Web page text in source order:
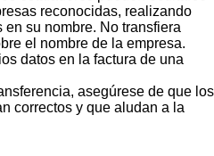
reconocidas, realizando
su nombre. No transfiera
el nombre de la empresa.
datos en la factura de una
asegúrese de que los
correctos y que aludan a la